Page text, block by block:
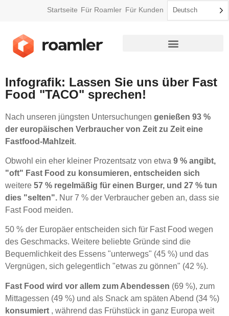
Startseite Für Roamler Für Kunden Deutsch
Infografik: Lassen Sie uns über Fast
Food "TACO" sprechen!
Nach unseren jüngsten Untersuchungen genießen 93 %
der europäischen Verbraucher von Zeit zu Zeit eine
Fastfood-Mahlzeit.
Obwohl ein eher kleiner Prozentsatz von etwa 9 % angibt,
"oft" Fast Food zu konsumieren, entscheiden sich
weitere 57 % regelmäßig für einen Burger, und 27 % tun
dies "selten". Nur 7 % der Verbraucher geben an, dass sie
Fast Food meiden.
50 % der Europäer entscheiden sich für Fast Food wegen
des Geschmacks. Weitere beliebte Gründe sind die
Bequemlichkeit des Essens "unterwegs" (45 %) und das
Vergnügen, sich gelegentlich "etwas zu gönnen" (42 %).
Fast Food wird vor allem zum Abendessen (69 %), zum
Mittagessen (49 %) und als Snack am späten Abend (34 %)
konsumiert , während das Frühstück in ganz Europa weit